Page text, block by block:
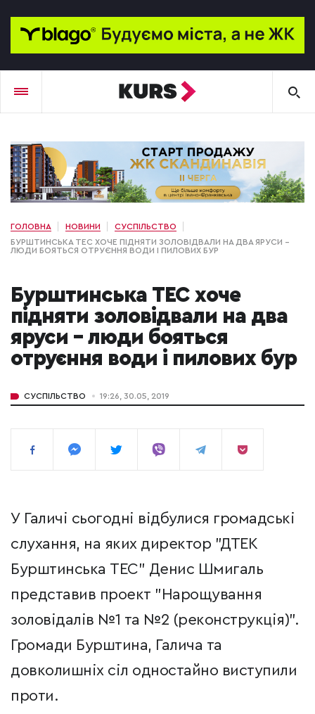
ГОЛОВНА НОВИНИ
СУСПІЛЬСТВО
БУРШТИНСЬКА ТЕС ХОЧЕ ПІДНЯТИ ЗОЛОВІДВАЛИ НА ДВА ЯРУСИ –
ЛЮДИ БОЯТЬСЯ ОТРУЄННЯ ВОДИ І ПИЛОВИХ БУР
Бурштинська ТЕС хоче
підняти золовідвали на два
яруси – люди бояться
отруєння води і пилових бур
СУСПІЛЬСТВО 19:26, 30.05, 2019
У Галичі сьогодні відбулися громадські
слухання, на яких директор "ДТЕК
Бурштинська ТЕС" Денис Шмигаль
представив проект "Нарощування
золовідалів №1 та №2 (реконструкція)".
Громади Бурштина, Галича та
довколишніх сіл одностайно виступили
проти.